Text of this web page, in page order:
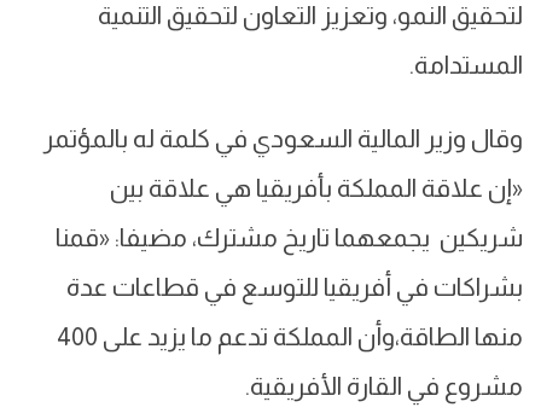
لتحقيق النمو، وتعزيز التعاون لتحقيق التنمية
المستدامة.
وقال وزير المالية السعودي في كلمة له بالمؤتمر
«إن علاقة المملكة بأفريقيا هي علاقة بين
شريكين يجمعهما تاريخ مشترك، مضيفا: «قمنا
بشراكات في أفريقيا للتوسع في قطاعات عدة
منها الطاقة،وأن المملكة تدعم ما يزيد على 400
مشروع في القارة الأفريقية.